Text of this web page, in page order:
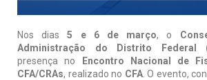
Nos dias5 e 6 de março, o
Administração do Distrito Federal
presença no
Encontro Nacional de
CFA/CRAs, realizado no CFA. O evento,